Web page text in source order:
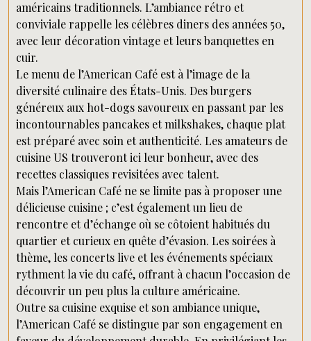
américains traditionnels. L’ambiance rétro et
conviviale rappelle les célèbres diners des années 50,
avec leur décoration vintage et leurs banquettes en
cuir.
Le menu de l’American Café est à l’image de la
diversité culinaire des États-Unis. Des burgers
généreux aux hot-dogs savoureux en passant par les
incontournables pancakes et milkshakes, chaque plat
est préparé avec soin et authenticité. Les amateurs de
cuisine US trouveront ici leur bonheur, avec des
recettes classiques revisitées avec talent.
Mais l’American Café ne se limite pas à proposer une
délicieuse cuisine ; c’est également un lieu de
rencontre et d’échange où se côtoient habitués du
quartier et curieux en quête d’évasion. Les soirées à
thème, les concerts live et les événements spéciaux
rythment la vie du café, offrant à chacun l’occasion de
découvrir un peu plus la culture américaine.
Outre sa cuisine exquise et son ambiance unique,
l’American Café se distingue par son engagement en